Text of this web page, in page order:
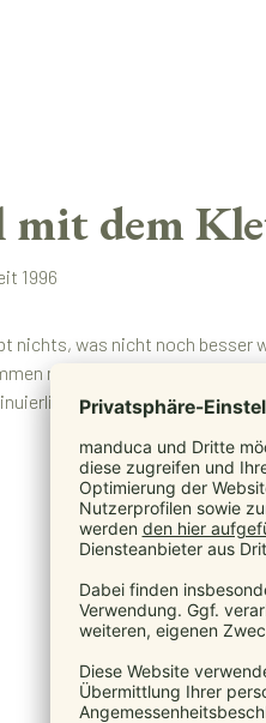
mit dem
1996
nichts, was nicht noch besser
mit dem rumänischen
weiter.